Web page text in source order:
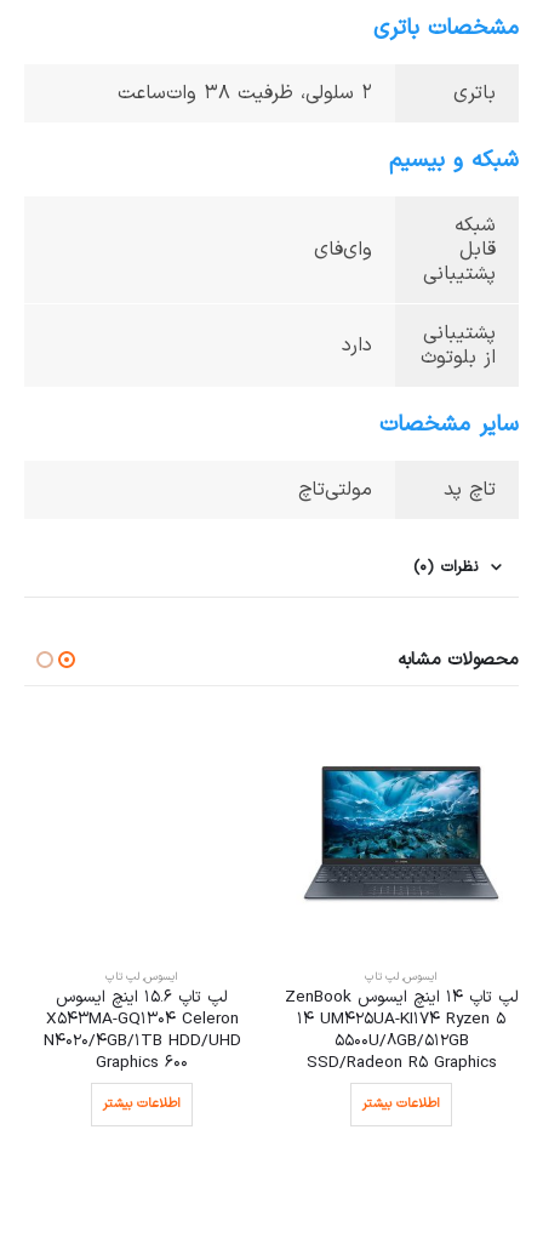
مشخصات باتری
باتری 2 سلولی، ظرفیت 38 وات‌ساعت
شبکه و بیسیم
شبکه
قابل
پشتیبانی
وای‌فای
پشتیبانی
از بلوتوث
دارد
سایر مشخصات
تاچ پد مولتی‌تاچ
نظرات (0)
محصولات مشابه
ایسوس, لپ تاپ
لپ تاپ 14 اینچ ایسوس ZenBook
14 UM425UA-KI174 Ryzen 5
5500U/8GB/512GB
SSD/Radeon R5 Graphics
اطلاعات بیشتر
ایسوس, لپ تاپ
لپ تاپ 15.6 اینچ ایسوس
X543MA-GQ1304 Celeron
N4020/4GB/1TB HDD/UHD
Graphics 600
اطلاعات بیشتر